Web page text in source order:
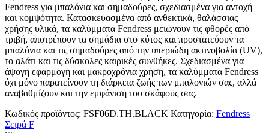
Fendress για μπαλόνια και σημαδούρες, σχεδιασμένα για αντοχή
και κομψότητα. Κατασκευασμένα από ανθεκτικά, θαλάσσιας
χρήσης υλικά, τα καλύμματα Fendress μειώνουν τις φθορές από
τριβή, αποτρέπουν τα σημάδια στο κύτος και προστατεύουν τα
μπαλόνια και τις σημαδούρες από την υπεριώδη ακτινοβολία (UV),
το αλάτι και τις δύσκολες καιρικές συνθήκες. Σχεδιασμένα για
άψογη εφαρμογή και μακροχρόνια χρήση, τα καλύμματα Fendress
όχι μόνο παρατείνουν τη διάρκεια ζωής των μπαλονιών σας, αλλά
αναβαθμίζουν και την εμφάνιση του σκάφους σας.
Κωδικός προϊόντος: FSF06D.ΤΗ.BLACK Κατηγορία: Fendress
Σειρά F